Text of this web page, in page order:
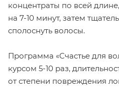
концентраты по всей
на 7-10 минут, затем
сполоснуть волосы.
Программа «Счастье для
курсом 5-10 раз,
от степени повреждения